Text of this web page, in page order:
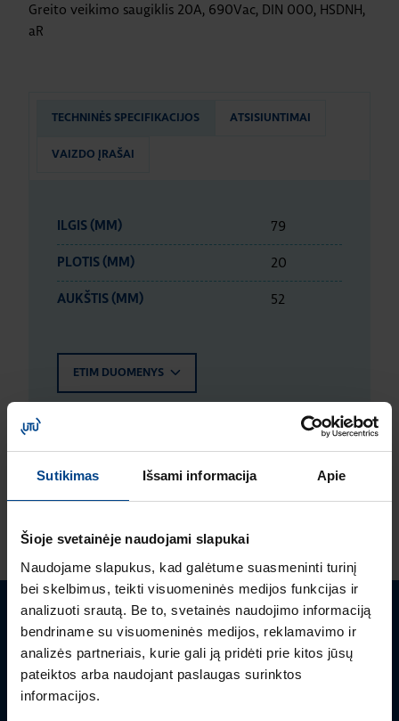
Sutikimas Išsami informacija Apie
Šioje svetainėje naudojami slapukai
Naudojame slapukus, kad galėtume suasmeninti turinį
bei skelbimus, teikti visuomeninės medijos funkcijas ir
analizuoti srautą. Be to, svetainės naudojimo informaciją
bendriname su visuomeninės medijos, reklamavimo ir
analizės partneriais, kurie gali ją pridėti prie kitos jūsų
pateiktos arba naudojant paslaugas surinktos
informacijos.
Greito veikimo saugiklis 20A, 690Vac, DIN 000, HSDNH,
aR
TECHNINĖS SPECIFIKACIJOS ATSISIUNTIMAI
VAIZDO ĮRAŠAI
ILGIS (MM) 79
PLOTIS (MM) 20
AUKŠTIS (MM) 52
ETIM DUOMENYS
Turite klausimų? Susisiekite
Mielai atsakysime į Jums aktualius klausimus.